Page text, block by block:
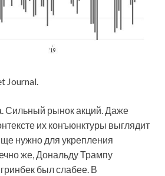
Journal.
Сильный рынок акций. Даже
их конъюнктуры выглядит
нужно для укрепления
же, Дональду Трампу
был слабее. В